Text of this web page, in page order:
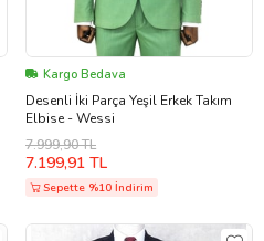
Kargo Bedava
Desenli İki Parça Yeşil Erkek Takım
Elbise - Wessi
7.999,90 TL
7.199,91 TL
Sepette %10 İndirim